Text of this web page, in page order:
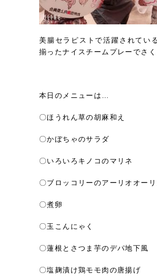
美腸セラピストで活躍されてい
揃ったナイスチームプレーでさ
本日のメニューは…
〇ほうれん草の胡麻和え
〇かぼちゃのサラダ
〇いろいろキノコのマリネ
〇ブロッコリーのアーリオオーリ
〇煮卵
〇玉こんにゃく
〇蓮根とさつま芋のデパ地下風
〇塩麹漬け鶏モモ肉の唐揚げ